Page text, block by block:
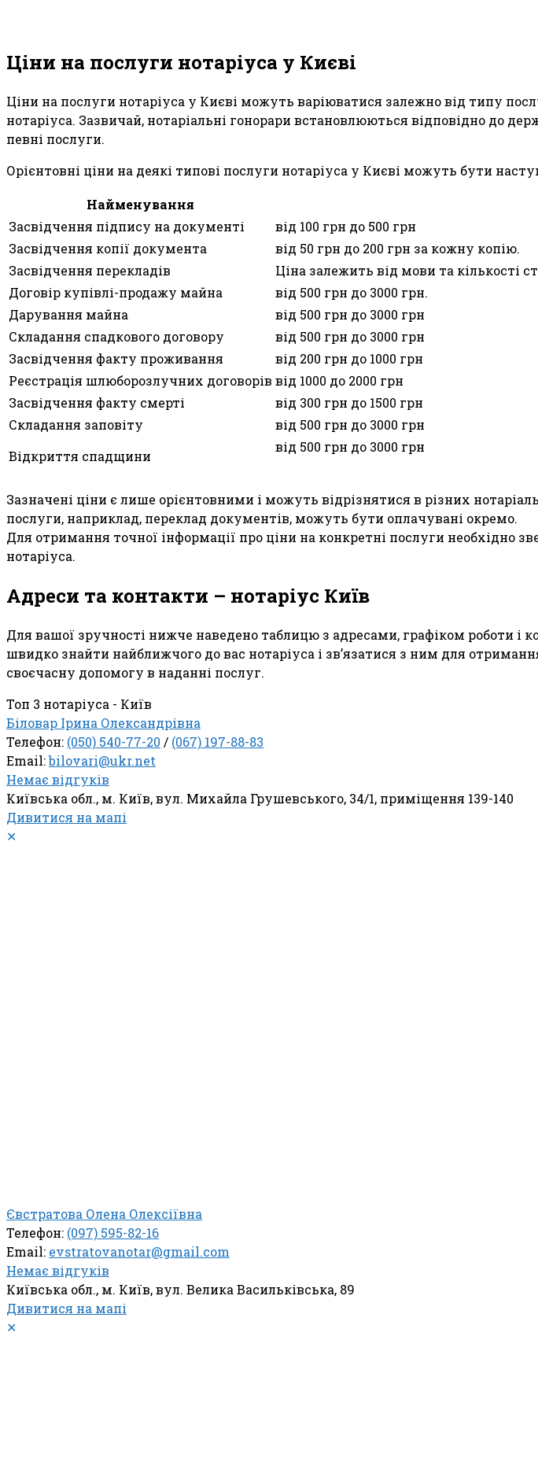
Ціни на послуги нотаріуса у Києві
Ціни на послуги нотаріуса у Києві можуть варіюватися залежно від типу
нотаріуса. Зазвичай, нотаріальні гонорари встановлюються відповідно до
певні послуги.
Орієнтовні ціни на деякі типові послуги нотаріуса у Києві можуть бути
Найменування
Засвідчення підпису на документі
від 100 грн до 500 грн
Засвідчення копії документа
від 50 грн до 200 грн за кожну копію.
Засвідчення перекладів
Ціна залежить від мови та кількості
Договір купівлі-продажу майна
від 500 грн до 3000 грн.
Дарування майна
від 500 грн до 3000 грн
Складання спадкового договору
від 500 грн до 3000 грн
Засвідчення факту проживання
від 200 грн до 1000 грн
Реєстрація шлюборозлучних договорів від 1000 до 2000 грн
Засвідчення факту смерті
від 300 грн до 1500 грн
Складання заповіту
від 500 грн до 3000 грн
Відкриття спадщини
від 500 грн до 3000 грн
Зазначені ціни є лише орієнтовними і можуть відрізнятися в різних
послуги, наприклад, переклад документів, можуть бути оплачувані окремо.
Для отримання точної інформації про ціни на конкретні послуги необхідно
нотаріуса.
Адреси та контакти – нотаріус Київ
Для вашої зручності нижче наведено таблицю з адресами, графіком роботи і
швидко знайти найближчого до вас нотаріуса і зв’язатися з ним для
своєчасну допомогу в наданні послуг.
Топ 3 нотаріуса - Київ
Біловар Ірина Олександрівна
Телефон: (050) 540-77-20 / (067) 197-88-83
Email:bilovari@ukr.net
Немає відгуків
Київська обл., м. Київ, вул. Михайла Грушевського, 34/1, приміщення 139-140
Дивитися на мапі
✕
Євстратова Олена Олексіївна
Телефон: (097) 595-82-16
Email: evstratovanotar@gmail.com
Немає відгуків
Київська обл., м. Київ, вул. Велика Васильківська, 89
Дивитися на мапі
✕